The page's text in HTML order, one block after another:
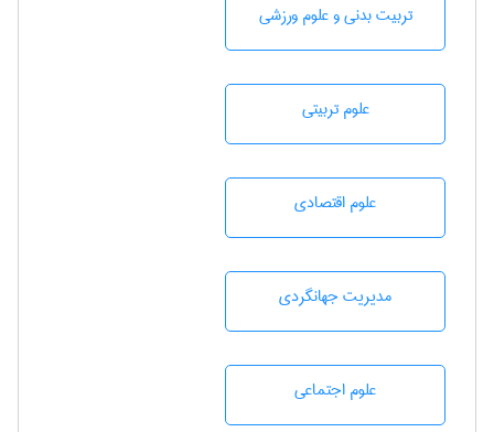
تربيت بدنی و علوم ورزشی
علوم تربيتی
علوم اقتصادی
مديريت جهانگردی
علوم اجتماعی